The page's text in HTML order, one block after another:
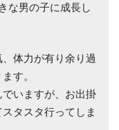
な男の子に成長し
体力が有り余り過
す。
いますが、お出掛
タスタ行ってしま